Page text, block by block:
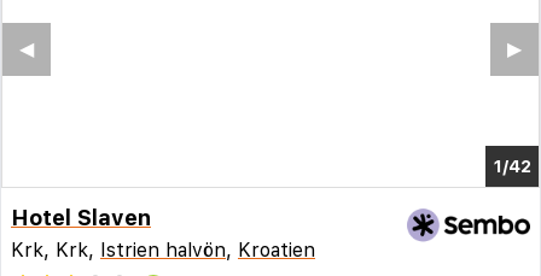
1/34
▶︎
◀︎
Hotel Slaven
Krk, Krk, Istrien halvön, Kroatien